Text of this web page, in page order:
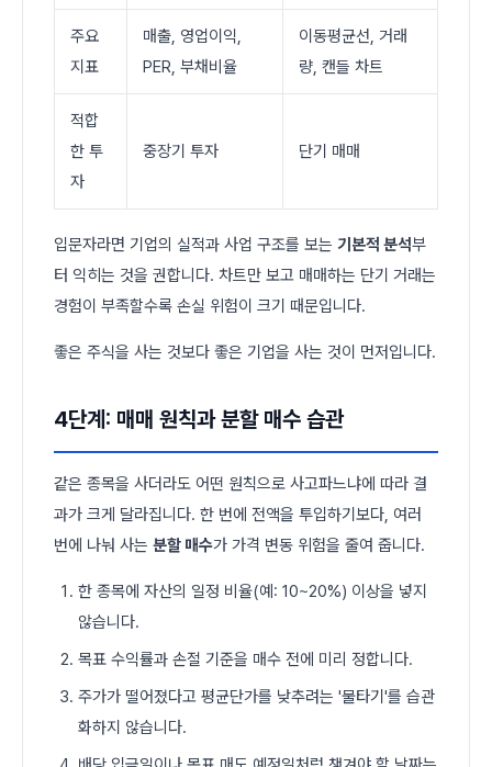
주요
지표
매출, 영업이익,
PER, 부채비율
이동평균선, 거래
량, 캔들 차트
적합
한 투
자
중장기 투자 단기 매매
입문자라면 기업의 실적과 사업 구조를 보는 기본적 분석부
터 익히는 것을 권합니다. 차트만 보고 매매하는 단기 거래는
경험이 부족할수록 손실 위험이 크기 때문입니다.
좋은 주식을 사는 것보다 좋은 기업을 사는 것이 먼저입니다.
4단계: 매매 원칙과 분할 매수 습관
같은 종목을 사더라도 어떤 원칙으로 사고파느냐에 따라 결
과가 크게 달라집니다. 한 번에 전액을 투입하기보다, 여러
번에 나눠 사는 분할 매수가 가격 변동 위험을 줄여 줍니다.
한 종목에 자산의 일정 비율(예: 10~20%) 이상을 넣지
않습니다.
목표 수익률과 손절 기준을 매수 전에 미리 정합니다.
주가가 떨어졌다고 평균단가를 낮추려는 '물타기'를 습관
화하지 않습니다.